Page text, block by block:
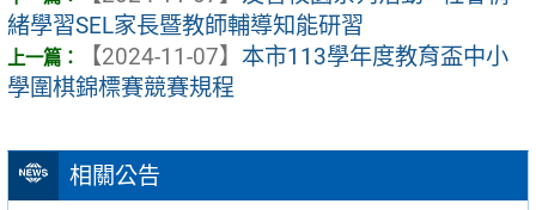
相關公告
緒學習SEL家長暨教師輔導知能研習
【2024-11-07】 本市113學年度教育盃中小
學圍棋錦標賽競賽規程